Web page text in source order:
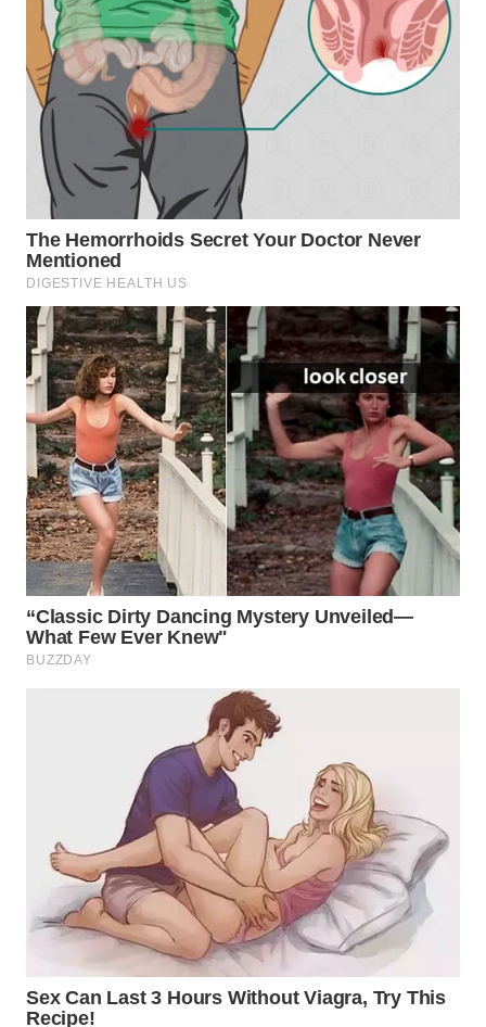
WN
TAPANULI
TENGAH
WN DELI
SERDANG
WN
TEBING
TINGGI
WN
PAKPAK
WN
KARAWANG
WN
BEKASI
WN
BOGOR
WN
WN
SAMOSIR
WN
PADANG
LAWAS